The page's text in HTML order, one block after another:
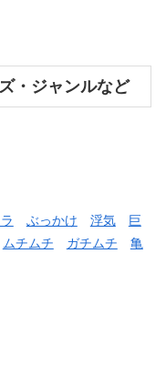
・ジャンルなど
ぶっかけ 浮気
巨
ムチムチ ガチムチ
亀